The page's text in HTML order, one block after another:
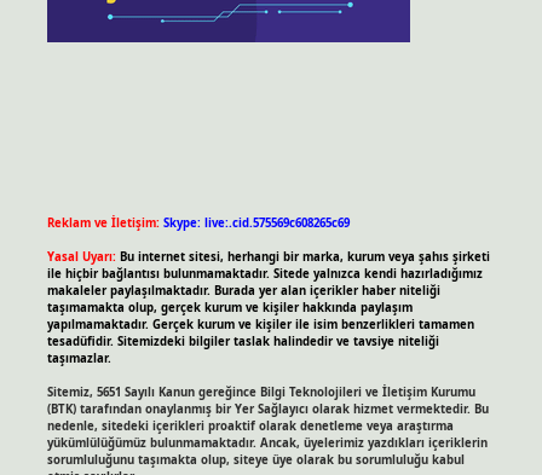
Reklam ve İletişim: Skype: live:.cid.575569c608265c69
Yasal Uyarı: Bu internet sitesi, herhangi bir marka, kurum veya şahıs şirketi
ile hiçbir bağlantısı bulunmamaktadır. Sitede yalnızca kendi hazırladığımız
makaleler paylaşılmaktadır. Burada yer alan içerikler haber niteliği
taşımamakta olup, gerçek kurum ve kişiler hakkında paylaşım
yapılmamaktadır. Gerçek kurum ve kişiler ile isim benzerlikleri tamamen
tesadüfidir. Sitemizdeki bilgiler taslak halindedir ve tavsiye niteliği
taşımazlar.
Sitemiz, 5651 Sayılı Kanun gereğince Bilgi Teknolojileri ve İletişim Kurumu
(BTK) tarafından onaylanmış bir Yer Sağlayıcı olarak hizmet vermektedir. Bu
nedenle, sitedeki içerikleri proaktif olarak denetleme veya araştırma
yükümlülüğümüz bulunmamaktadır. Ancak, üyelerimiz yazdıkları içeriklerin
sorumluluğunu taşımakta olup, siteye üye olarak bu sorumluluğu kabul